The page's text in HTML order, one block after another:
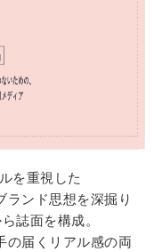
を重視した
ランド思想を深掘り
誌面を構成。
の届くリアル感の両